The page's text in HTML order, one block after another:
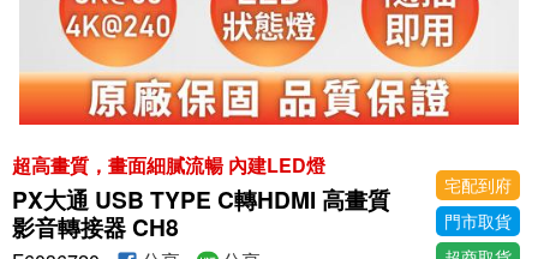
超高畫質，畫面細膩流暢 內建LED燈
PX大通 USB TYPE C轉HDMI 高畫質
影音轉接器 CH8
宅配到府
門市取貨